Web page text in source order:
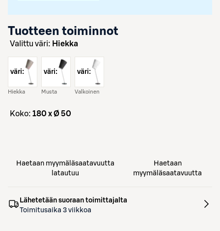
Tuotteen toiminnot
Valittu väri: Hiekka
väri:
Hiekka
väri:
Musta
väri:
Valkoinen
koko: 180 x Ø 50
Haetaan myymäläsaatavuutta
latautuu
Haetaan
myymäläsaatavuutta
Lähetetään suoraan toimittajalta
Toimitusaika 3 viikkoa